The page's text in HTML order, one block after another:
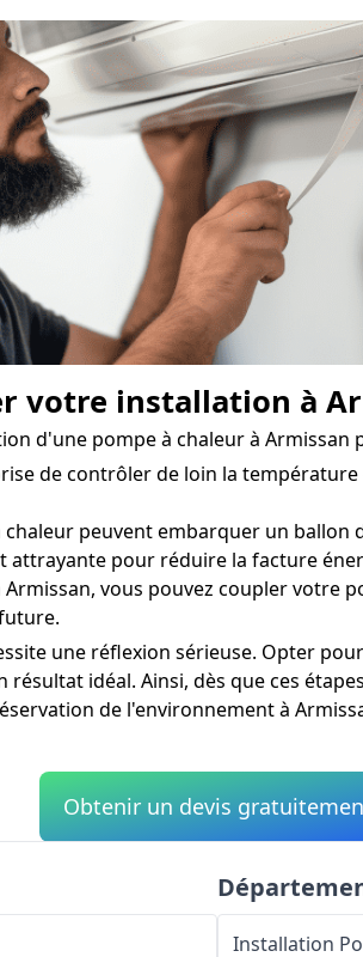
votre installation à
d'une pompe à chaleur à
de contrôler de loin la
chaleur peuvent embarquer un
attrayante pour réduire la facture
vous pouvez coupler votre
une réflexion sérieuse. Opter
idéal. Ainsi, dès que ces
de l'environnement à
Obtenir un devis
Installation